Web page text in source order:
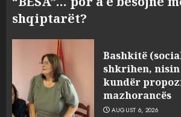
shqiptarët?
Bashkitë
shkrihen,
kundër
mazhorancës
AUGUST 6, 2026